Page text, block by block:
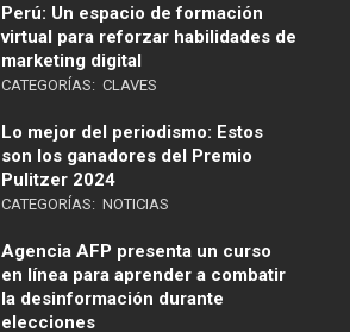
Perú: Un espacio de formación
virtual para reforzar habilidades de
marketing digital
CATEGORÍAS: CLAVES
Lo mejor del periodismo: Estos
son los ganadores del Premio
Pulitzer 2024
CATEGORÍAS: NOTICIAS
Agencia AFP presenta un curso
en línea para aprender a combatir
la desinformación durante
elecciones